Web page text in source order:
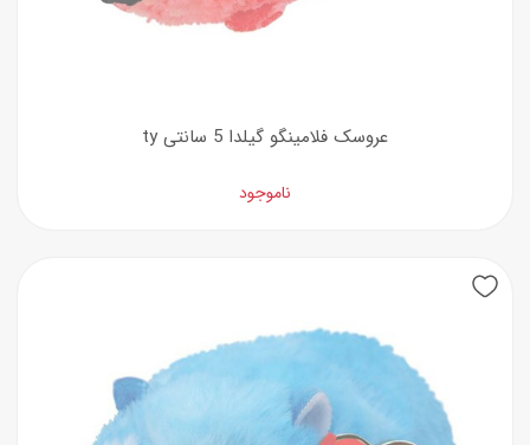
عروسک فلامینگو گیلدا 5 سانتی ty
ناموجود